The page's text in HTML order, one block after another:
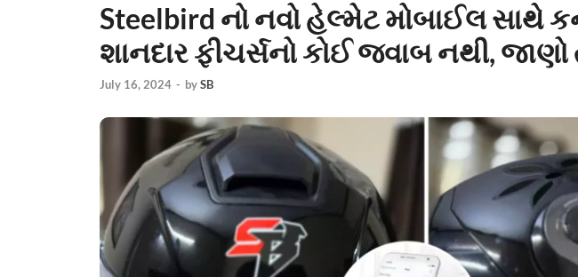
Steelbird નો નવો હેલ્મેટ મોબાઈલ સાથે
શાનદાર ફીચર્સનો કોઈ જવાબ નથી, જાણો
July 16, 2024 - bySB